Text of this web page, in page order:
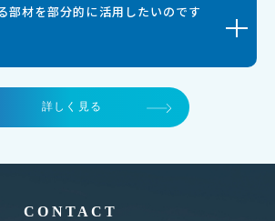
部材を部分的に活用したいのです
詳しく見る
CONTACT